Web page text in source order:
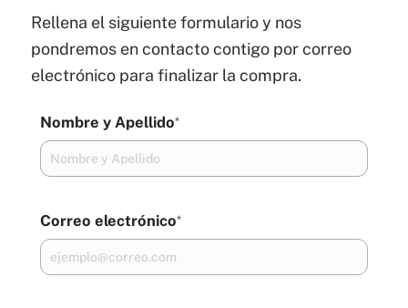
Rellena el siguiente formulario y nos
pondremos en contacto contigo por correo
electrónico para finalizar la compra.
Nombre y Apellido*
Correo electrónico*